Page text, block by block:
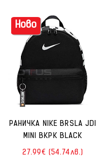
Ново
РАНИЧКА NIKE BRSLA JDI
MINI BKPK BLACK
27.99€ (54.74лв.)